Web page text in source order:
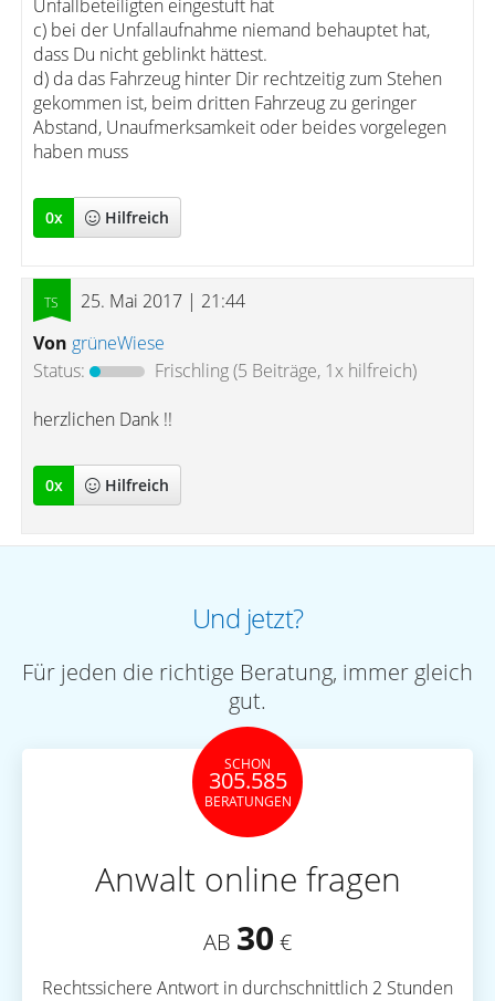
Unfallbeteiligten eingestuft hat
c) bei der Unfallaufnahme niemand behauptet hat,
dass Du nicht geblinkt hättest.
d) da das Fahrzeug hinter Dir rechtzeitig zum Stehen
gekommen ist, beim dritten Fahrzeug zu geringer
Abstand, Unaufmerksamkeit oder beides vorgelegen
haben muss
0x Hilfreich
25. Mai 2017 | 21:44
Von grüneWiese
Status:
Frischling(5 Beiträge, 1x hilfreich)
herzlichen Dank !!
0x Hilfreich
Und jetzt?
Für jeden die richtige Beratung, immer gleich
gut.
SCHON
305.585
BERATUNGEN
Anwalt online fragen
AB 30 €
Rechtssichere Antwort in durchschnittlich 2 Stunden